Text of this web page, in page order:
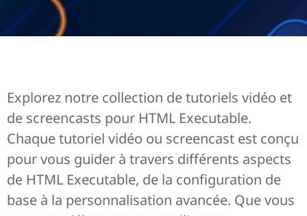
Explorez notre collection de tutoriels vidéo et
de screencasts pour HTML Executable.
Chaque tutoriel vidéo ou screencast est conçu
pour vous guider à travers différents aspects
de HTML Executable, de la configuration de
base à la personnalisation avancée. Que vous